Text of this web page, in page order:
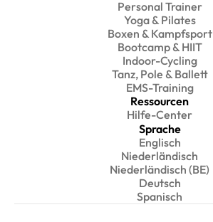
Personal Trainer
Yoga & Pilates
Boxen & Kampfsport
Bootcamp & HIIT
Indoor-Cycling
Tanz, Pole & Ballett
EMS-Training
Ressourcen
Hilfe-Center
Sprache
Englisch
Niederländisch
Niederländisch (BE)
Deutsch
Spanisch